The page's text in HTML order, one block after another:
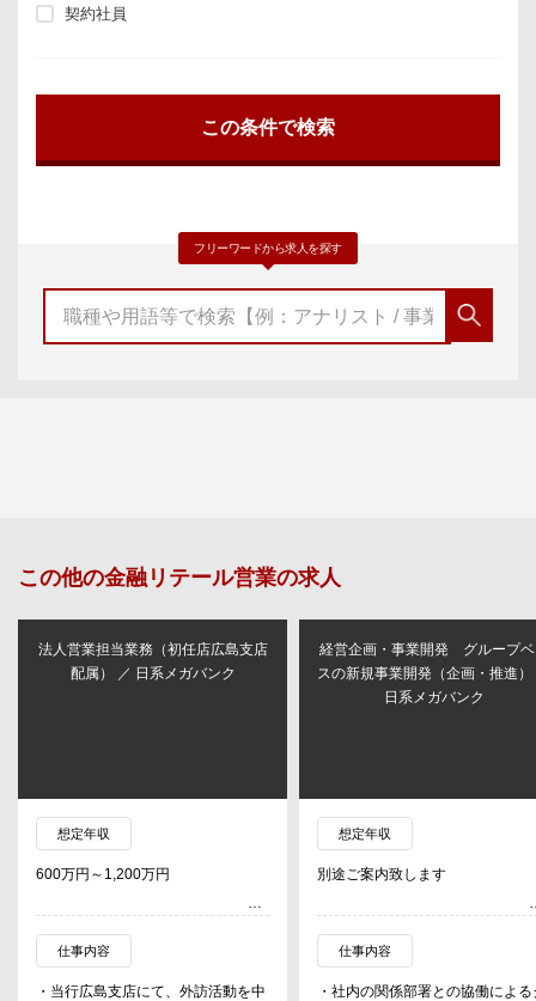
契約社員
フリーワードから求人を探す
この他の金融リテール営業の求人
法人営業担当業務（初任店広島支店
配属） ／ 日系メガバンク
想定年収
600万円～1,200万円
仕事内容
・当行広島支店にて、外訪活動を中
経営企画・事業開発 グループ
スの新規事業開発（企画・推進）
日系メガバンク
想定年収
別途ご案内致します
仕事内容
・社内の関係部署との協働による